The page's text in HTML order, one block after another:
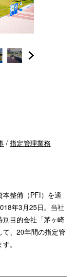
/ 指定管理業務
整備（PFI）を適
年3月25日。当社
別目的会社「茅ヶ崎
、20年間の指定管
。